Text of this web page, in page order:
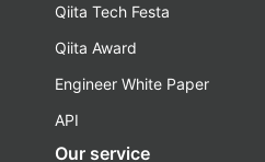
Qiita Tech Festa
Qiita Award
Engineer White Paper
API
Our service